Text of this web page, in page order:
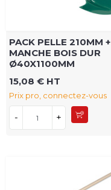
PACK PELLE 210MM +
MANCHE BOIS DUR
Ø40X1100MM
15,08 € HT
Prix pro, connectez-vous
- +